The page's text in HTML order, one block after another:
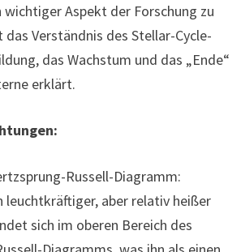
Aspekt der Forschung zu
Verständnis des Stellar-Cycle-
das Wachstum und das „Ende“
erklärt.
Russell-Diagramm:
leuchtkräftiger, aber relativ heißer
sich im oberen Bereich des